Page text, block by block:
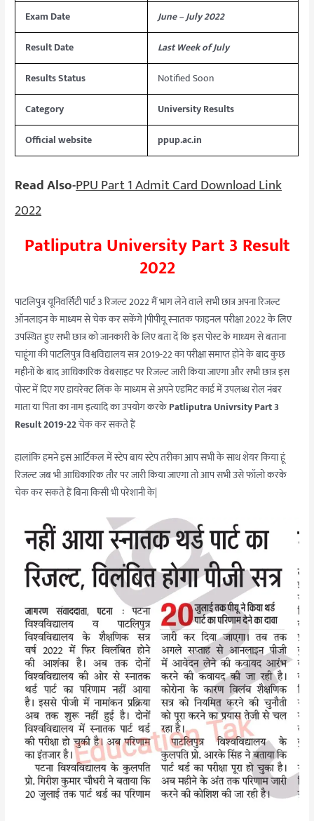
Exam Date
June – July 2022
Result Date
Last Week of July
Results Status
Notified Soon
Category
University Results
Official website
ppup.ac.in
Read Also-PPU Part 1 Admit Card Download Link
2022
Patliputra University Part 3 Result
2022
पाटलिपुत्र यूनिवर्सिटी पार्ट 3 रिजल्ट 2022 मैं भाग लेने वाले सभी छात्र अपना रिजल्ट
ऑनलाइन के माध्यम से चेक कर सकेंगे |पीपीयू स्नातक फाइनल परीक्षा 2022 के लिए
उपस्थित हुए सभी छात्र को जानकारी के लिए बता दें कि इस पोस्ट के माध्यम से बताना
चाहूंगा की पाटलिपुत्र विश्वविद्यालय सत्र 2019-22 का परीक्षा समाप्त होने के बाद कुछ
महीनों के बाद आधिकारिक वेबसाइट पर रिजल्ट जारी किया जाएगा और सभी छात्र इस
पोस्ट में दिए गए डायरेक्ट लिंक के माध्यम से अपने एडमिट कार्ड में उपलब्ध रोल नंबर
माता या पिता का नाम इत्यादि का उपयोग करकेPatliputra Univrsity Part 3
Result 2019-22चेक कर सकते हैं
हालांकि हमने इस आर्टिकल में स्टेप बाय स्टेप तरीका आप सभी के साथ शेयर किया हूं
रिजल्ट जब भी आधिकारिक तौर पर जारी किया जाएगा तो आप सभी उसे फॉलो करके
चेक कर सकते हैं बिना किसी भी परेशानी के|